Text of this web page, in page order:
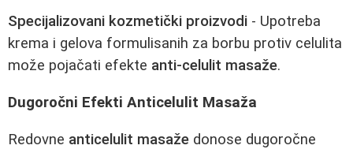
Specijalizovani kozmetički proizvodi - Upotreba
krema i gelova formulisanih za borbu protiv celulita
može pojačati efekte anti-celulit masaže.
Dugoročni Efekti Anticelulit Masaža
Redovne anticelulit masaže donose dugoročne